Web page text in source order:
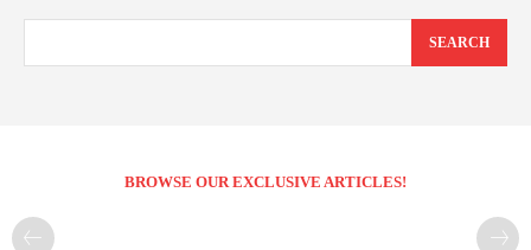
SEARCH
BROWSE OUR EXCLUSIVE ARTICLES!